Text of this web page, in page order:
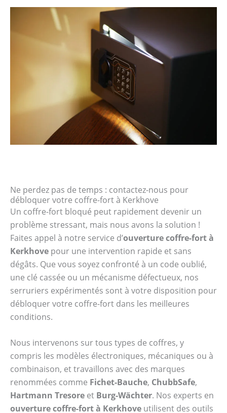
Ne perdez pas de temps : contactez-nous pour
débloquer votre coffre-fort à Kerkhove
Un coffre-fort bloqué peut rapidement devenir un
problème stressant, mais nous avons la solution !
Faites appel à notre service d’ouverture coffre-fort à
Kerkhove pour une intervention rapide et sans
dégâts. Que vous soyez confronté à un code oublié,
une clé cassée ou un mécanisme défectueux, nos
serruriers expérimentés sont à votre disposition pour
débloquer votre coffre-fort dans les meilleures
conditions.
Nous intervenons sur tous types de coffres, y
compris les modèles électroniques, mécaniques ou à
combinaison, et travaillons avec des marques
renommées comme Fichet-Bauche, ChubbSafe,
Hartmann Tresore et Burg-Wächter. Nos experts en
ouverture coffre-fort à Kerkhove utilisent des outils